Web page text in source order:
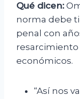
Qué dicen:
norma debe
penal con
económicos.
“Así nos